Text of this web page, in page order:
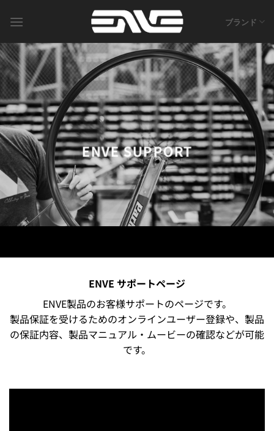
ブランド
ENVE SUPPORT
ENVE サポートページ
ENVE製品のお客様サポートのページです。
製品保証を受けるためのオンラインユーザー登録や、製品
の保証内容、製品マニュアル・ムービーの確認などが可能
です。